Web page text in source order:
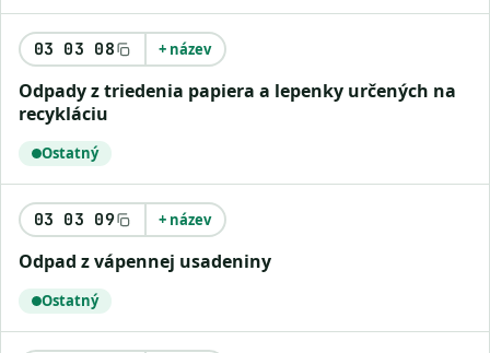
03 03 08 + název
odpady z triedenia papiera a lepenky určených na
recykláciu
Ostatný
03 03 09 + název
odpad z vápennej usadeniny
Ostatný